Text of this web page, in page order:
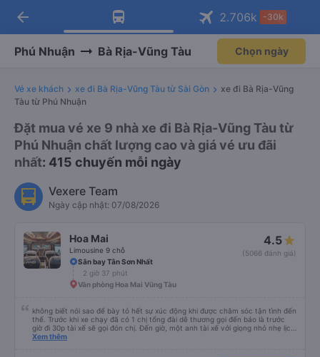
Tải app Vexere ngay!
Nhận ưu đãi thành viên độc
Mở app
Tải app Vexere
-30k/ghế khi đặt vé máy bay qua
Mở app
arrow_back 2.706k -30k
Phú Nhuận Bà Rịa-Vũng Tàu Chọn ngày
Vé xe khách xe đi Bà Rịa-Vũng Tàu từ Sài Gòn
xe đi Bà Rịa-Vũng
Tàu từ Phú Nhuận
Đặt mua vé xe 9 nhà xe đi Bà Rịa-Vũng Tàu từ
Phú Nhuận chất lượng cao và giá vé ưu đãi
nhất: 415 chuyến mỗi ngày
Vexere Team
Ngày cập nhật: 07/08/2026
Hoa Mai
Limousine 9 chỗ
4.5
(5066 đánh giá)
Sân bay Tân Sơn Nhất
2 giờ 37 phút
Văn phòng Hoa Mai Vũng Tàu
không biết nói sao để bày tỏ hết sự xúc động khi được chăm sóc tận tình đến
thế. Trước khi xe chạy đã có 1 chị tổng đài dễ thương gọi đến báo là trước
giờ đi 30p tài xế sẽ gọi đón chị. Đến giờ, một anh tài xế với giọng nhỏ nhẹ lịch
sử hỏi: chị ở chỗ nào e đến đón. Tuy đường hơi đông nhưng anh tài xế vẫn
Xem thêm